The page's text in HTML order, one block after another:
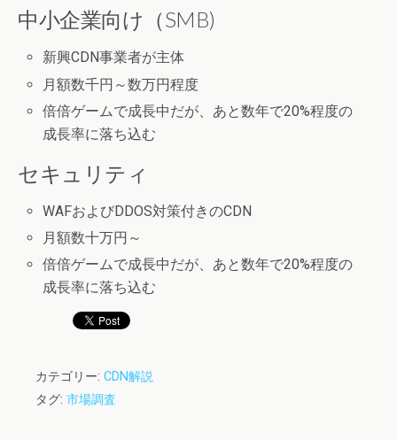
中小企業向け（SMB)
新興CDN事業者が主体
月額数千円～数万円程度
倍倍ゲームで成長中だが、あと数年で20%程度の
成長率に落ち込む
セキュリティ
WAFおよびDDOS対策付きのCDN
月額数十万円～
倍倍ゲームで成長中だが、あと数年で20%程度の
成長率に落ち込む
カテゴリー: CDN解説
タグ: 市場調査